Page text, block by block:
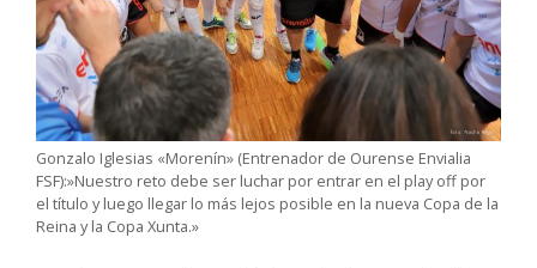
Gonzalo Iglesias «Morenín» (Entrenador de Ourense Envialia
FSF):»Nuestro reto debe ser luchar por entrar en el play off por
el título y luego llegar lo más lejos posible en la nueva Copa de la
Reina y la Copa Xunta.»